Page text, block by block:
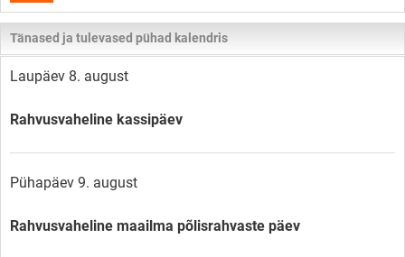
Tänased ja tulevased pühad kalendris
Laupäev 8. august
Rahvusvaheline kassipäev
Pühapäev 9. august
Rahvusvaheline maailma põlisrahvaste päev